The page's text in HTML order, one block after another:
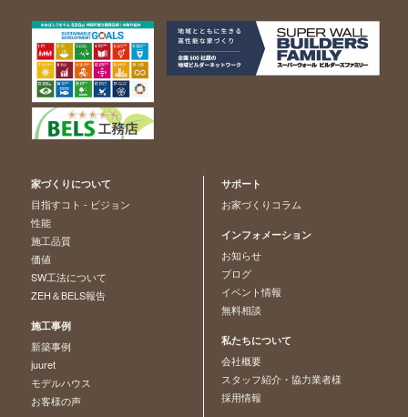
家づくりについて
目指すコト - ビジョン
性能
施工品質
価値
SW工法について
ZEH＆BELS報告
施工事例
新築事例
juuret
モデルハウス
お客様の声
サポート
お家づくりコラム
インフォメーション
お知らせ
ブログ
イベント情報
無料相談
私たちについて
会社概要
スタッフ紹介・協力業者様
採用情報